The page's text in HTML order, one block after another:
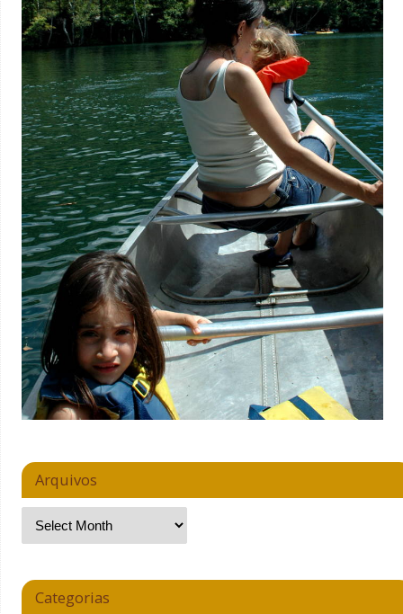
Arquivos
Categorias